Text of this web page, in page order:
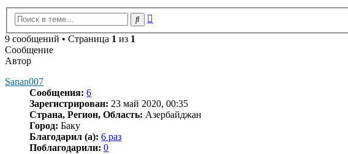
Поиск
9 сообщений • Страница 1 из 1
Сообщение
Автор
Sanan007
Сообщения: 6
Зарегистрирован: 23 май 2020, 00:35
Страна, Регион, Область: Азербайджан
Город: Баку
Благодарил (а): 6 раз
Поблагодарили: 0